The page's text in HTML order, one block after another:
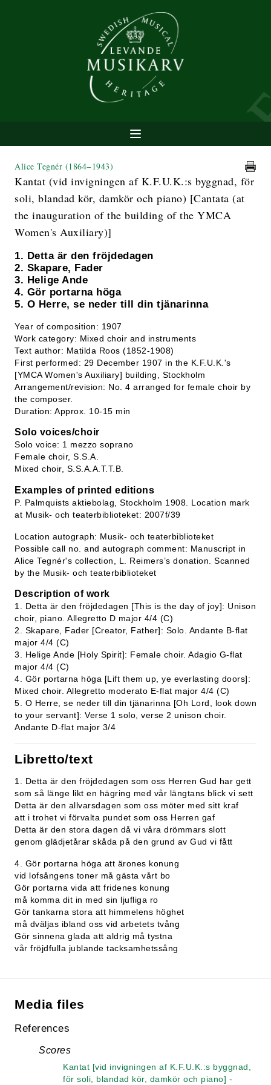
Alice Tegnér (1864−1943)
Kantat (vid invigningen af K.F.U.K.:s byggnad, för
soli, blandad kör, damkör och piano) [Cantata (at
the inauguration of the building of the YMCA
Women's Auxiliary)]
1. Detta är den fröjdedagen
2. Skapare, Fader
3. Helige Ande
4. Gör portarna höga
5. O Herre, se neder till din tjänarinna
Year of composition: 1907
Work category: Mixed choir and instruments
Text author: Matilda Roos (1852-1908)
First performed: 29 December 1907 in the K.F.U.K.'s
[YMCA Women's Auxiliary] building, Stockholm
Arrangement/revision: No. 4 arranged for female choir by
the composer.
Duration: Approx. 10-15 min
Solo voices/choir
Solo voice: 1 mezzo soprano
Female choir, S.S.A.
Mixed choir, S.S.A.A.T.T.B.
Examples of printed editions
P. Palmquists aktiebolag, Stockholm 1908. Location mark
at Musik- och teaterbiblioteket: 2007f/39
Location autograph: Musik- och teaterbiblioteket
Possible call no. and autograph comment: Manuscript in
Alice Tegnér's collection, L. Reimers’s donation. Scanned
by the Musik- och teaterbiblioteket
Description of work
1. Detta är den fröjdedagen [This is the day of joy]: Unison
choir, piano. Allegretto D major 4/4 (C)
2. Skapare, Fader [Creator, Father]: Solo. Andante B-flat
major 4/4 (C)
3. Helige Ande [Holy Spirit]: Female choir. Adagio G-flat
major 4/4 (C)
4. Gör portarna höga [Lift them up, ye everlasting doors]:
Mixed choir. Allegretto moderato E-flat major 4/4 (C)
5. O Herre, se neder till din tjänarinna [Oh Lord, look down
to your servant]: Verse 1 solo, verse 2 unison choir.
Andante D-flat major 3/4
Libretto/text
1. Detta är den fröjdedagen som oss Herren Gud har gett
som så länge likt en hägring med vår längtans blick vi sett
Detta är den allvarsdagen som oss möter med sitt kraf
att i trohet vi förvalta pundet som oss Herren gaf
Detta är den stora dagen då vi våra drömmars slott
genom glädjetårar skåda på den grund av Gud vi fått
4. Gör portarna höga att ärones konung
vid lofsångens toner må gästa vårt bo
Gör portarna vida att fridenes konung
må komma dit in med sin ljufliga ro
Gör tankarna stora att himmelens höghet
må dväljas ibland oss vid arbetets tvång
Gör sinnena glada att aldrig må tystna
vår fröjdfulla jublande tacksamhetssång
Media files
References
Scores
Kantat [vid invigningen af K.F.U.K.:s byggnad,
för soli, blandad kör, damkör och piano] -